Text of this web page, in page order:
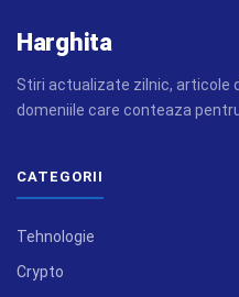
Harghita
Stiri actualizate zilnic, articole
domeniile care conteaza
CATEGORII
Tehnologie
Crypto